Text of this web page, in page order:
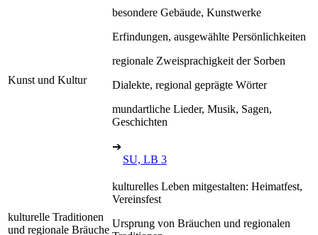
Kunst und Kultur
besondere Gebäude, Kunstwerke
Erfindungen, ausgewählte Persönlichkeiten
regionale Zweisprachigkeit der Sorben
Dialekte, regional geprägte Wörter
mundartliche Lieder, Musik, Sagen,
Geschichten
➔
SU, LB 3
kulturelle Traditionen
und regionale Bräuche
kulturelles Leben mitgestalten: Heimatfest,
Vereinsfest
Ursprung von Bräuchen und regionalen